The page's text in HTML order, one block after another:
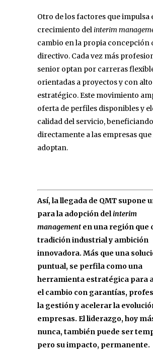
Otro de los factores que impulsa
crecimiento delinterim
cambio en la propia concepción
directivo. Cada vez más
senior optan por carreras
orientadas a proyectos y con
estratégico. Este movimiento
oferta de perfiles disponibles y
calidad del servicio, beneficiando
directamente a las empresas que
adoptan.
Así, la llegada de QMT supone
para la adopción delinterim
management en una región que
tradición industrial y ambición
innovadora. Más que una
puntual, se perfila como una
herramienta estratégica para
el cambio con garantías,
la gestión y acelerar la
empresas. El liderazgo, hoy
nunca, también puede ser
pero su impacto, permanente.